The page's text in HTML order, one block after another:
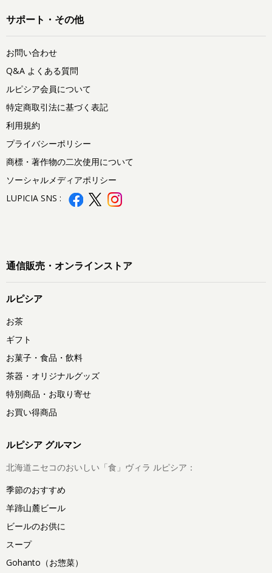
サポート・その他
お問い合わせ
Q&A よくある質問
ルピシア会員について
特定商取引法に基づく表記
利用規約
プライバシーポリシー
商標・著作物の二次使用について
ソーシャルメディアポリシー
LUPICIA SNS :
通信販売・オンラインストア
ルピシア
お茶
ギフト
お菓子・食品・飲料
茶器・オリジナルグッズ
特別商品・お取り寄せ
お買い得商品
ルピシア グルマン
北海道ニセコのおいしい「食」ヴィラ ルピシア：
季節のおすすめ
羊蹄山麓ビール
ビールのお供に
スープ
Gohanto（お惣菜）